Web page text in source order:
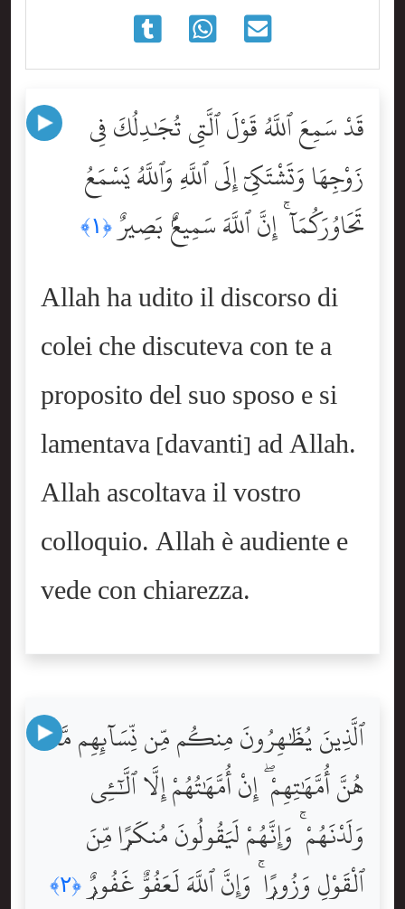
قَدْ سَمِعَ ٱللَّهُ قَوْلَ ٱلَّتِى تُجَٰدِلُكَ فِى
زَوْجِهَا وَتَشْتَكِىٓ إِلَى ٱللَّهِ وَٱللَّهُ يَسْمَعُ
تَحَاوُرَكُمَآ ۚ إِنَّ ٱللَّهَ سَمِيعٌۢ بَصِيرٌ﴿١﴾
Allah ha udito il discorso di
colei che discuteva con te a
proposito del suo sposo e si
lamentava [davanti] ad Allah.
Allah ascoltava il vostro
colloquio. Allah è audiente e
vede con chiarezza.
ٱلَّذِينَ يُظَٰهِرُونَ مِنكُم مِّن نِّسَآئِهِم مَّا
هُنَّ أُمَّهَٰتِهِمْ ۖ إِنْ أُمَّهَٰتُهُمْ إِلَّا ٱلَّٰٓـِٔى
وَلَدْنَهُمْ ۚ وَإِنَّهُمْ لَيَقُولُونَ مُنكَرًۭا مِّنَ
ٱلْقَوْلِ وَزُورًۭا ۚ وَإِنَّ ٱللَّهَ لَعَفُوٌّ غَفُورٌۭ ﴿٢﴾